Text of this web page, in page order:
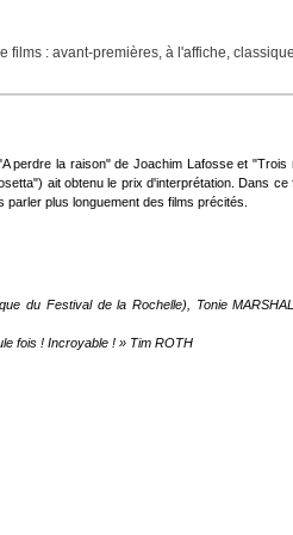
: avant-premières, à l'affiche,
perdre la raison" de Joachim Lafosse et
ait obtenu le prix d'interprétation. Dans ce
plus longuement des films précités.
du Festival de la Rochelle), Tonie
fois ! Incroyable ! » Tim ROTH